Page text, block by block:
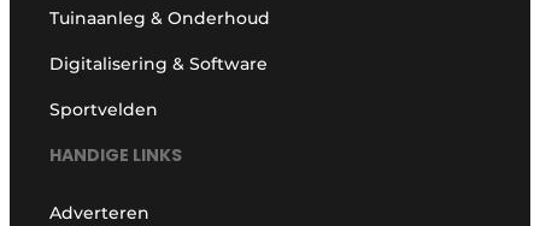
Tuinaanleg & Onderhoud
Digitalisering & Software
Sportvelden
HANDIGE LINKS
Adverteren